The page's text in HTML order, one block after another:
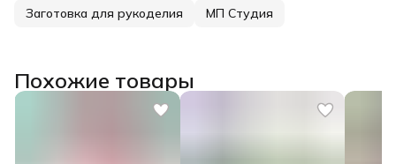
Заготовка для рукоделия МП Студия
Похожие товары